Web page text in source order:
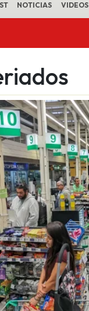
NOTICIAS VIDEOS